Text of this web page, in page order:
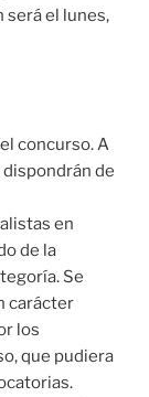
será el lunes,
concurso. A
de
en
de la
Se
carácter
los
que pudiera